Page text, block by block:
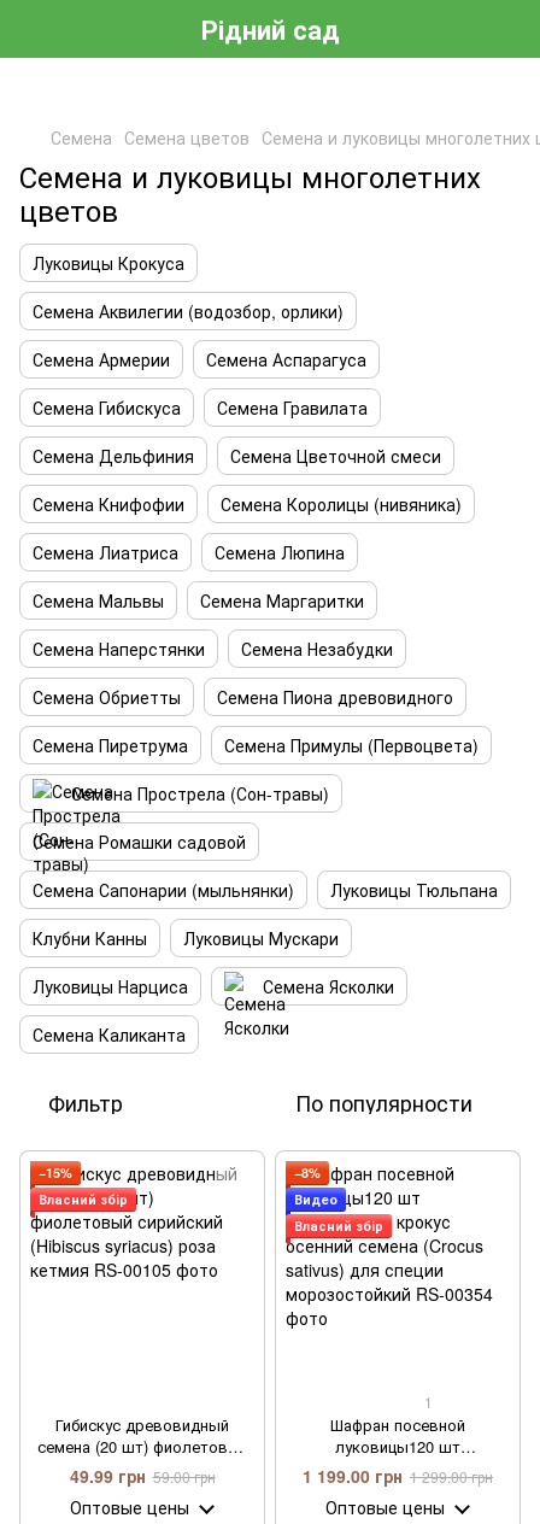
Рідний сад
Семена Семена цветов Семена и луковицы многолетних
Семена и луковицы многолетних
цветов
Луковицы Крокуса
Семена Аквилегии (водозбор, орлики)
Семена Армерии
Семена Аспарагуса
Семена Гибискуса
Семена Гравилата
Семена Дельфиния
Семена Цветочной смеси
Семена Книфофии
Семена Королицы (нивяника)
Семена Лиатриса
Семена Люпина
Семена Мальвы
Семена Маргаритки
Семена Наперстянки
Семена Незабудки
Семена Обриетты
Семена Пиона древовидного
Семена Пиретрума
Семена Примулы (Первоцвета)
Семена Прострела (Сон-травы)
Семена Ромашки садовой
Семена Сапонарии (мыльнянки)
Луковицы Тюльпана
Клубни Канны
Луковицы Мускари
Луковицы Нарциса
Семена Ясколки
Семена Каликанта
Фильтр По популярности
−15%
Власний збір
Гибискус древовидный
семена (20 шт) фиолетовый
сирийский (Hibiscus syriacus)
роза кетмия
49.99 грн 59.00 грн
Оптовые цены
−8%
Видео
Власний збір
1
Шафран посевной
луковицы120 шт
шафрановый крокус осенний
семена (Crocus sativus) для
специи морозостойкий
1 199.00 грн 1 299.00 грн
Оптовые цены